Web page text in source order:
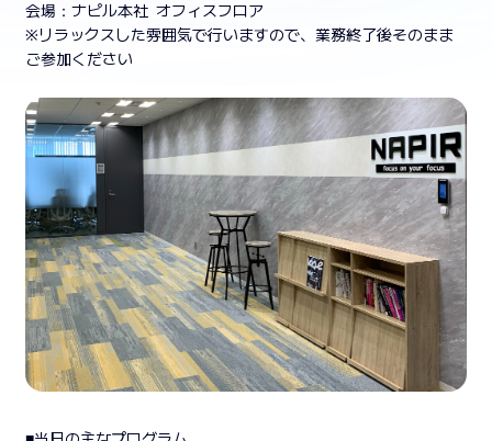
会場：ナピル本社 オフィスフロア
※リラックスした雰囲気で行いますので、業務終了後そのまま
ご参加ください